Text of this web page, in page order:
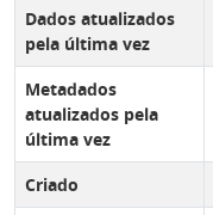
Dados atualizados
pela última vez
Metadados
atualizados pela
última vez
Criado